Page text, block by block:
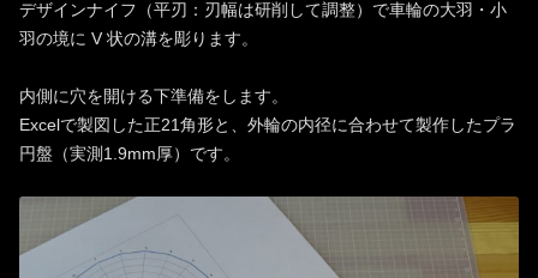
デザインナイフ（平刃：刃幅は研削して調整）で車輪の大羽・小
羽の境に V 状の溝を彫ります。
内側に穴を開ける下準備をします。
Excelで製図した正21角形と、外輪の内径に合わせて製作したプラ
円盤（実測1.9mm厚）です。